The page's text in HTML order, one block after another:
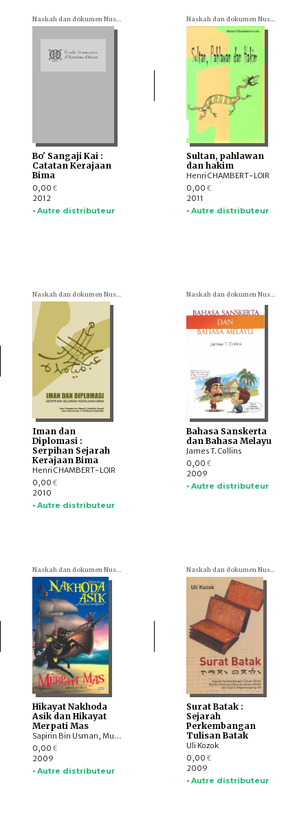
Naskah dan dokumen Nusantara (= Textes et documents nusantariens)
Bo' Sangaji Kai :
Catatan Kerajaan
Bima
0,00 €
2012
• Autre distributeur
Naskah dan dokumen Nusantara (= Textes et documents nusantariens)
Sultan, pahlawan
dan hakim
Henri CHAMBERT-LOIR
0,00 €
2011
• Autre distributeur
Naskah dan dokumen Nusantara (= Textes et documents nusantariens)
Iman dan
Diplomasi :
Serpihan Sejarah
Kerajaan Bima
Henri CHAMBERT-LOIR
0,00 €
2010
• Autre distributeur
Naskah dan dokumen Nusantara (= Textes et documents nusantariens)
Bahasa Sanskerta
dan Bahasa Melayu
James T. Collins
0,00 €
2009
• Autre distributeur
Naskah dan dokumen Nusantara (= Textes et documents nusantariens)
Hikayat Nakhoda
Asik dan Hikayat
Merpati Mas
Sapirin Bin Usman, Muhammad Bakir
0,00 €
2009
• Autre distributeur
Naskah dan dokumen Nusantara (= Textes et documents nusantariens)
Surat Batak :
Sejarah
Perkembangan
Tulisan Batak
Uli Kozok
0,00 €
2009
• Autre distributeur